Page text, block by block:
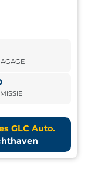
GLC Auto.
nu